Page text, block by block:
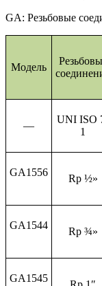
GA: Резьбовые
Модель
—
UNI ISO
1
GA1556
Rp ½»
GA1544
Rp ¾»
GA1545